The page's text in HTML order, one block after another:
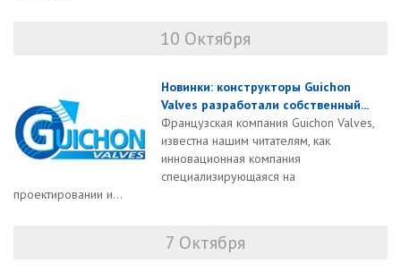
10 Октября
Новинки: конструкторы Guichon
Valves разработали собственный...
Французская компания Guichon Valves,
известна нашим читателям, как
инновационная компания
специализирующаяся на
проектировании и...
7 Октября